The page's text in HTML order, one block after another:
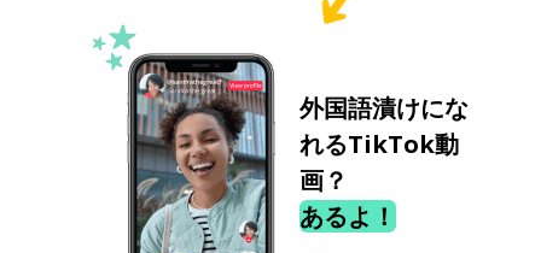
外国語漬けにな
れるTikTok動
画？
あるよ！